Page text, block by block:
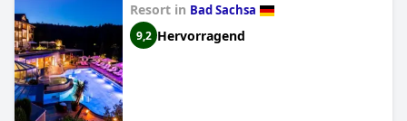
Resort in Bad Sachsa
9,2 Hervorragend